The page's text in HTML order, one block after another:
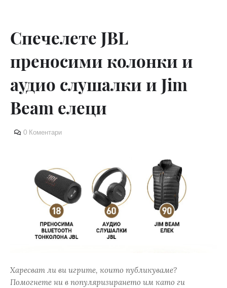
Спечелете JBL
преносими колонки и
аудио слушалки и Jim
Beam елеци
0 Коментари
Харесват ли ви игрите, които публикуваме?
Помогнете ни в популяризирането им като ги